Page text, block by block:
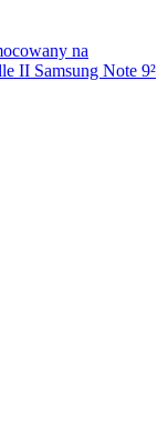
na
II Samsung Note 9²